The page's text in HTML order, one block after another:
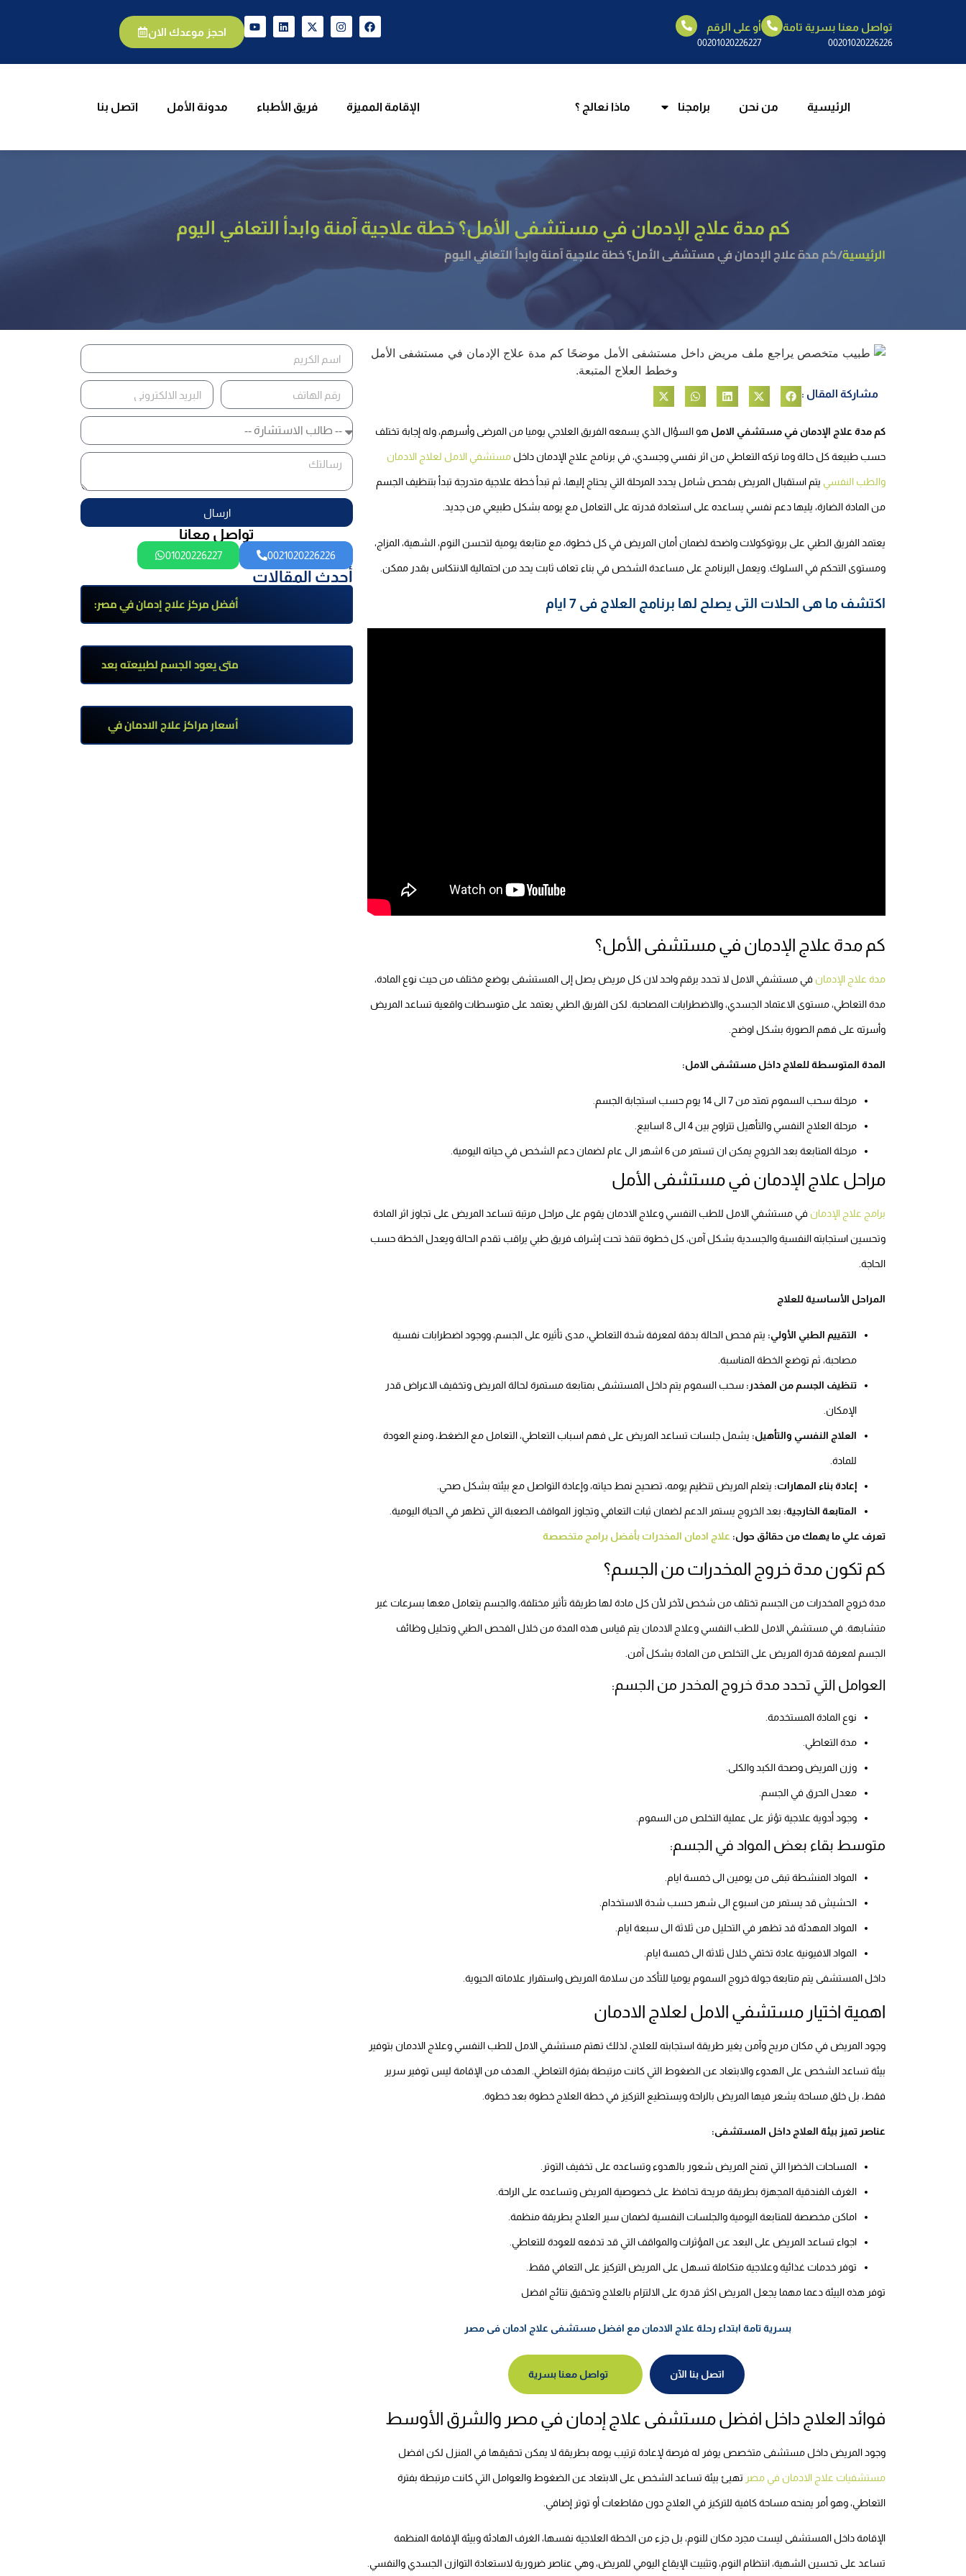
تواصل معنا بسرية تامة
00201020226226
أو على الرقم
00201020226227
احجز موعدك الان
الرئيسية من نحن برامجنا ماذا نعالج ؟ الإقامة المميزة فريق الأطباء مدونة الأمل اتصل بنا
الرئيسية الإقامة المميزة فريق الأطباء مدونة الأمل اتصل بنا
كم مدة علاج الإدمان في مستشفى الأمل؟ خطة علاجية آمنة وابدأ التعافي اليوم
الرئيسية/كم مدة علاج الإدمان في مستشفى الأمل؟ خطة علاجية آمنة وابدأ التعافي اليوم
مشاركة المقال :
كم مدة علاج الإدمان في مستشفي الامل هو السؤال الذي يسمعه الفريق العلاجي يوميا من المرضى وأسرهم، وله إجابة تختلف
حسب طبيعة كل حالة وما تركه التعاطي من اثر نفسي وجسدي، في برنامج علاج الإدمان داخل مستشفي الامل لعلاج الادمان
والطب النفسي يتم استقبال المريض بفحص شامل يحدد المرحلة التي يحتاج إليها، ثم تبدأ خطة علاجية متدرجة تبدأ بتنظيف الجسم
من المادة الضارة، يليها دعم نفسي يساعده على استعادة قدرته على التعامل مع يومه بشكل طبيعي من جديد.
يعتمد الفريق الطبي على بروتوكولات واضحة لضمان أمان المريض في كل خطوة، مع متابعة يومية لتحسن النوم، الشهية، المزاج،
ومستوى التحكم في السلوك. ويعمل البرنامج على مساعدة الشخص في بناء تعاف ثابت يحد من احتمالية الانتكاس بقدر ممكن.
اكتشف ما هى الحلات التى يصلح لها برنامج العلاج فى 7 ايام
كم مدة علاج الإدمان في مستشفى الأمل؟
مدة علاج الإدمان في مستشفي الامل لا تحدد برقم واحد لان كل مريض يصل إلى المستشفى بوضع مختلف من حيث نوع المادة،
مدة التعاطي، مستوى الاعتماد الجسدي، والاضطرابات المصاحبة. لكن الفريق الطبي يعتمد على متوسطات واقعية تساعد المريض
وأسرته على فهم الصورة بشكل اوضح.
المدة المتوسطة للعلاج داخل مستشفى الامل:
مرحلة سحب السموم تمتد من 7 الى 14 يوم حسب استجابة الجسم.
مرحلة العلاج النفسي والتأهيل تتراوح بين 4 الى 8 اسابيع.
مرحلة المتابعة بعد الخروج يمكن ان تستمر من 6 اشهر الى عام لضمان دعم الشخص في حياته اليومية.
مراحل علاج الإدمان في مستشفى الأمل
برامج علاج الإدمان في مستشفي الامل للطب النفسي وعلاج الادمان يقوم على مراحل مرتبة تساعد المريض على تجاوز اثر المادة
وتحسين استجابته النفسية والجسدية بشكل آمن، كل خطوة تنفذ تحت إشراف فريق طبي يراقب تقدم الحالة ويعدل الخطة حسب
الحاجة.
المراحل الأساسية للعلاج
التقييم الطبي الأولي: يتم فحص الحالة بدقة لمعرفة شدة التعاطي، مدى تأثيره على الجسم، ووجود اضطرابات نفسية
مصاحبة، ثم توضع الخطة المناسبة.
تنظيف الجسم من المخدر: سحب السموم يتم داخل المستشفى بمتابعة مستمرة لحالة المريض وتخفيف الاعراض قدر
الإمكان.
العلاج النفسي والتأهيل: يشمل جلسات تساعد المريض على فهم اسباب التعاطي، التعامل مع الضغط، ومنع العودة
للمادة.
إعادة بناء المهارات: يتعلم المريض تنظيم يومه، تصحيح نمط حياته، وإعادة التواصل مع بيئته بشكل صحي.
المتابعة الخارجية: بعد الخروج يستمر الدعم لضمان ثبات التعافي وتجاوز المواقف الصعبة التي تظهر في الحياة اليومية.
تعرف علي ما يهمك من حقائق حول: علاج ادمان المخدرات بأفضل برامج متخصصة
كم تكون مدة خروج المخدرات من الجسم؟
مدة خروج المخدرات من الجسم تختلف من شخص لآخر لأن كل مادة لها طريقة تأثير مختلفة، والجسم يتعامل معها بسرعات غير
متشابهة. في مستشفي الامل للطب النفسي وعلاج الادمان يتم قياس هذه المدة من خلال الفحص الطبي وتحليل وظائف
الجسم لمعرفة قدرة المريض على التخلص من المادة بشكل آمن.
العوامل التي تحدد مدة خروج المخدر من الجسم:
نوع المادة المستخدمة.
مدة التعاطي.
وزن المريض وصحة الكبد والكلى.
معدل الحرق في الجسم.
وجود أدوية علاجية تؤثر على عملية التخلص من السموم.
متوسط بقاء بعض المواد في الجسم:
المواد المنشطة تبقى من يومين الى خمسة ايام.
الحشيش قد يستمر من اسبوع الى شهر حسب شدة الاستخدام.
المواد المهدئة قد تظهر في التحليل من ثلاثة الى سبعة ايام.
المواد الافيونية عادة تختفي خلال ثلاثة الى خمسة ايام.
داخل المستشفى يتم متابعة جولة خروج السموم يوميا للتأكد من سلامة المريض واستقرار علاماته الحيوية.
اهمية اختيار مستشفي الامل لعلاج الادمان
وجود المريض في مكان مريح وآمن يغير طريقة استجابته للعلاج، لذلك تهتم مستشفي الامل للطب النفسي وعلاج الادمان بتوفير
بيئة تساعد الشخص على الهدوء والابتعاد عن الضغوط التي كانت مرتبطة بفترة التعاطي. الهدف من الإقامة ليس توفير سرير
فقط، بل خلق مساحة يشعر فيها المريض بالراحة ويستطيع التركيز في خطة العلاج خطوة بعد خطوة.
عناصر تميز بيئة العلاج داخل المستشفى:
المساحات الخضرا التي تمنح المريض شعور بالهدوء وتساعده على تخفيف التوتر.
الغرف الفندقية المجهزة بطريقة مريحة تحافظ على خصوصية المريض وتساعده على الراحة.
اماكن مخصصة للمتابعة اليومية والجلسات النفسية لضمان سير العلاج بطريقة منظمة.
اجواء تساعد المريض على البعد عن المؤثرات والمواقف التي قد تدفعه للعودة للتعاطي.
توفر خدمات غذائية وعلاجية متكاملة تسهل على المريض التركيز على التعافي فقط.
توفر هذه البيئة دعما مهما يجعل المريض اكثر قدرة على الالتزام بالعلاج وتحقيق نتائج افضل
بسرية تامة ابتداء رحلة علاج الادمان مع افضل مستشفى علاج ادمان فى مصر
اتصل بنا الآن تواصل معنا بسرية
فوائد العلاج داخل افضل مستشفى علاج إدمان في مصر والشرق الأوسط
وجود المريض داخل مستشفى متخصص يوفر له فرصة لإعادة ترتيب يومه بطريقة لا يمكن تحقيقها في المنزل لكن افضل
مستشفيات علاج الادمان في مصر تهيئ بيئة تساعد الشخص على الابتعاد عن الضغوط والعوامل التي كانت مرتبطة بفترة
التعاطي، وهو أمر يمنحه مساحة كافية للتركيز في العلاج دون مقاطعات أو توتر إضافي.
الإقامة داخل المستشفى ليست مجرد مكان للنوم، بل جزء من الخطة العلاجية نفسها، الغرف الهادئة وبيئة الإقامة المنظمة
تساعد على تحسين الشهية، انتظام النوم، وتثبيت الإيقاع اليومي للمريض، وهي عناصر ضرورية لاستعادة التوازن الجسدي والنفسي.
ارسال
تواصل معانا
0021020226226
01020226227
أحدث المقالات
أفضل مركز علاج إدمان في مصر:
برامج علاج معتمدة وتعافي آمن
تحت إشراف طبي
متى يعود الجسم لطبيعته بعد
ترك مخدر الآيس؟ مراحل التعافي
والعوامل المؤثرة
أسعار مراكز علاج الادمان في
مصر: كم تبلغ التكلفة وما الذي